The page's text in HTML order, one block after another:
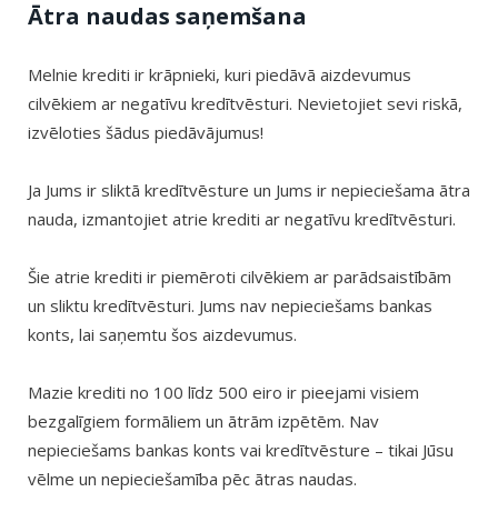
Ātra naudas saņemšana
Melnie krediti ir krāpnieki, kuri piedāvā aizdevumus
cilvēkiem ar negatīvu kredītvēsturi. Nevietojiet sevi riskā,
izvēloties šādus piedāvājumus!
Ja Jums ir sliktā kredītvēsture un Jums ir nepieciešama ātra
nauda, izmantojiet atrie krediti ar negatīvu kredītvēsturi.
Šie atrie krediti ir piemēroti cilvēkiem ar parādsaistībām
un sliktu kredītvēsturi. Jums nav nepieciešams bankas
konts, lai saņemtu šos aizdevumus.
Mazie krediti no 100 līdz 500 eiro ir pieejami visiem
bezgalīgiem formāliem un ātrām izpētēm. Nav
nepieciešams bankas konts vai kredītvēsture – tikai Jūsu
vēlme un nepieciešamība pēc ātras naudas.